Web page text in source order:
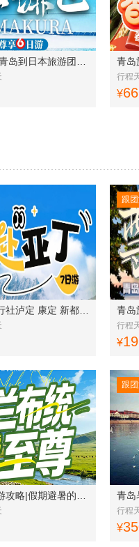
行程
¥
行程
¥
跟
行程
¥
跟